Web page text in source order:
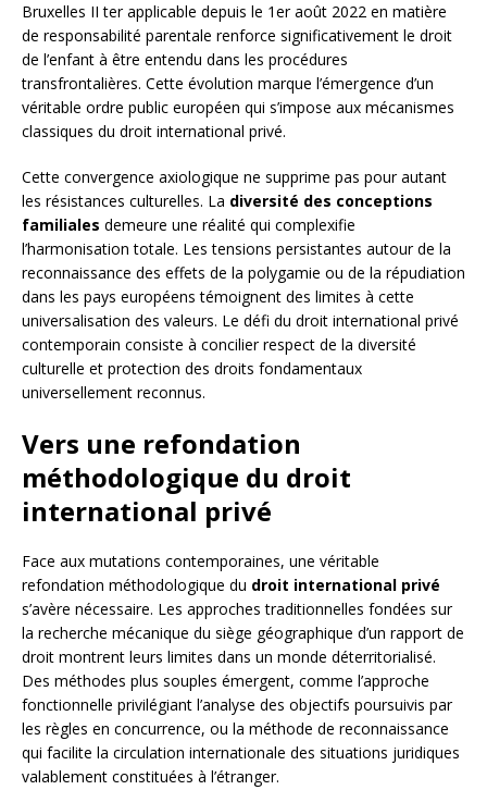
Bruxelles II ter applicable depuis le 1er août 2022 en matière
de responsabilité parentale renforce significativement le droit
de l’enfant à être entendu dans les procédures
transfrontalières. Cette évolution marque l’émergence d’un
véritable ordre public européen qui s’impose aux mécanismes
classiques du droit international privé.
Cette convergence axiologique ne supprime pas pour autant
les résistances culturelles. La diversité des conceptions
familiales demeure une réalité qui complexifie
l’harmonisation totale. Les tensions persistantes autour de la
reconnaissance des effets de la polygamie ou de la répudiation
dans les pays européens témoignent des limites à cette
universalisation des valeurs. Le défi du droit international privé
contemporain consiste à concilier respect de la diversité
culturelle et protection des droits fondamentaux
universellement reconnus.
Vers une refondation
méthodologique du droit
international privé
Face aux mutations contemporaines, une véritable
refondation méthodologique du droit international privé
s’avère nécessaire. Les approches traditionnelles fondées sur
la recherche mécanique du siège géographique d’un rapport de
droit montrent leurs limites dans un monde déterritorialisé.
Des méthodes plus souples émergent, comme l’approche
fonctionnelle privilégiant l’analyse des objectifs poursuivis par
les règles en concurrence, ou la méthode de reconnaissance
qui facilite la circulation internationale des situations juridiques
valablement constituées à l’étranger.